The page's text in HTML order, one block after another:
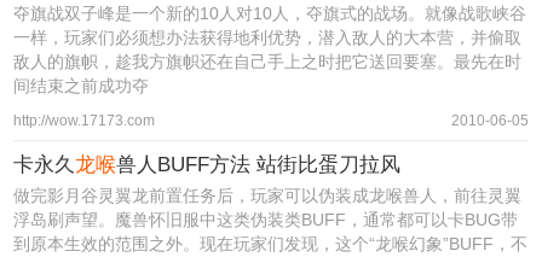
夺旗战双子峰是一个新的10人对10人，夺旗式的战场。就像战歌峡谷
一样，玩家们必须想办法获得地利优势，潜入敌人的大本营，并偷取
敌人的旗帜，趁我方旗帜还在自己手上之时把它送回要塞。最先在时
间结束之前成功夺
http://wow.17173.com 2010-06-05
卡永久龙喉兽人BUFF方法 站街比蛋刀拉风
做完影月谷灵翼龙前置任务后，玩家可以伪装成龙喉兽人，前往灵翼
浮岛刷声望。魔兽怀旧服中这类伪装类BUFF，通常都可以卡BUG带
到原本生效的范围之外。现在玩家们发现，这个“龙喉幻象”BUFF，不